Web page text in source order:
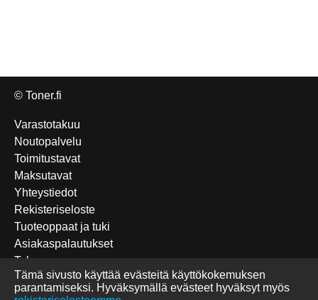
© Toner.fi
Varastotakuu
Noutopalvelu
Toimitustavat
Maksutavat
Yhteystiedot
Rekisteriseloste
Tuoteoppaat ja tuki
Asiakaspalautukset
Takuu
Edulliset Katun-tuotteet
Tulostettavat sudokut
Tämä sivusto käyttää evästeitä käyttökokemuksen
parantamiseksi. Hyväksymällä evästeet hyväksyt myös